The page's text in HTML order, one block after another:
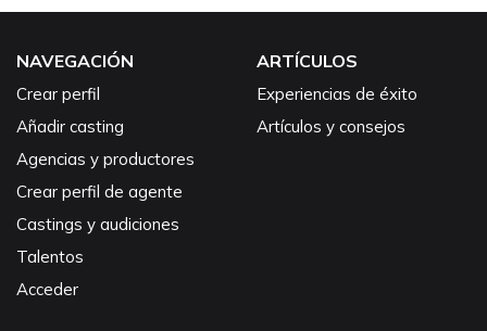
NAVEGACIÓN
Crear perfil
Añadir casting
Agencias y productores
Crear perfil de agente
Castings y audiciones
Talentos
Acceder
ARTÍCULOS
Experiencias de éxito
Artículos y consejos